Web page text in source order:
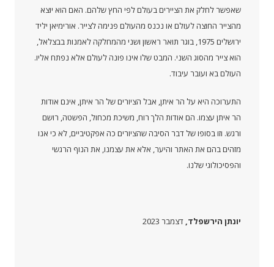
שאפשר לחלק את הציירים בעולם לפי החץ שלהם. האם הוא יוצא
מהצייר החוצה לעולם או נכנס מהעולם פנימה לצייר. אורימיאן יליד
ירושלים 1975, בוגר תואר ראשון ושני מהמחלקה לאמנות בבצלאל,
הוא צייר מהסוג השני. המבט שלו אינו פונה לעולם אלא נפתח אליו.
העולם בא ועובר עיבוד.
התערוכה היא על הר איתן, אבל הציורים של הר איתן, אינם אודות
הר איתן עצמו. הם אודות הלך רוח, משיכת מכחול, הפשטה, רושם
ורגש. וזו בסופו של דבר הסיבה שהציורים כה אפקטיביים, לא כי אנו
מזהים בהם את האתר והיער, אלא את עצמנו, את הנוף הרגשי
והפסיכולוגי שלנו.
יונתן הירשפלד, דצמבר 2023